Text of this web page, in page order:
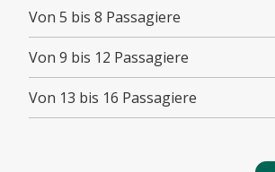
Von 5 bis 8 Passagiere
Von 9 bis 12 Passagiere
Von 13 bis 16 Passagiere